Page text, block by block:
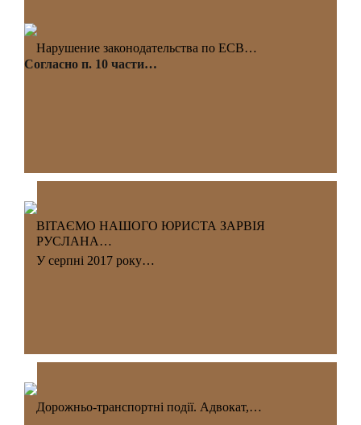
Нарушение законодательства по ЕСВ…
Согласно п. 10 части…
ВІТАЄМО НАШОГО ЮРИСТА ЗАРВІЯ
РУСЛАНА…
У серпні 2017 року…
Дорожньо-транспортні події. Адвокат,…